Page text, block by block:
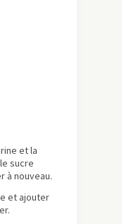
et la
sucre
à nouveau.
et ajouter